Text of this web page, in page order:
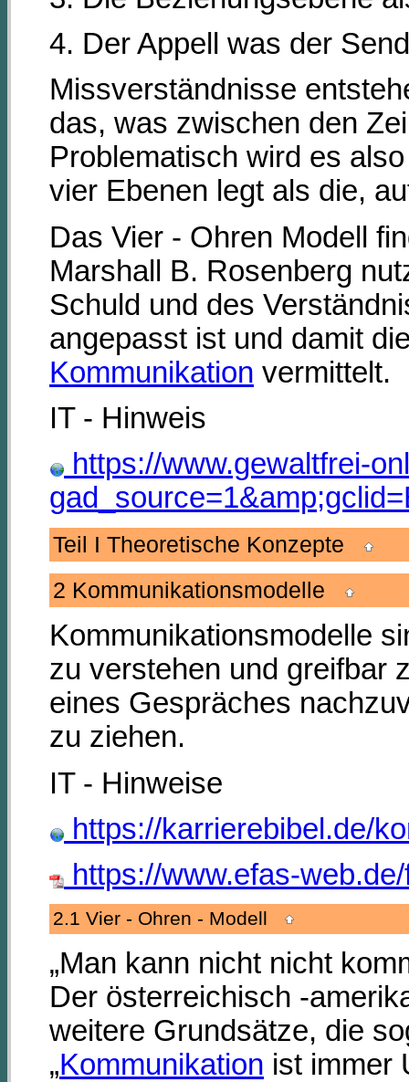
4. Der Appell was der
Missverständnisse
das, was zwischen den
Problematisch wird es
vier Ebenen legt als die,
Das Vier - Ohren Modell
Marshall B. Rosenberg
Schuld und des
angepasst ist und damit
Kommunikation vermittelt.
IT - Hinweis
https://www.gewaltfrei-
Teil I Theoretische Konzepte
2 Kommunikationsmodelle
Kommunikationsmodelle
zu verstehen und greifbar
eines Gespräches
zu ziehen.
IT - Hinweise
https://karrierebibel.de/
https://www.efas-
2.1 Vier - Ohren - Modell
„Man kann nicht nicht
Der österreichisch -
weitere Grundsätze, die
„Kommunikation ist immer